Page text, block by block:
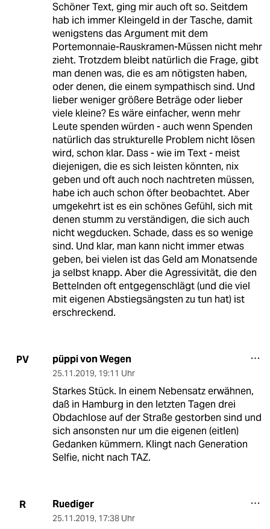
Schöner Text, ging mir auch oft so. Seitdem
hab ich immer Kleingeld in der Tasche, damit
wenigstens das Argument mit dem
Portemonnaie-Rauskramen-Müssen nicht mehr
zieht. Trotzdem bleibt natürlich die Frage, gibt
man denen was, die es am nötigsten haben,
oder denen, die einem sympathisch sind. Und
lieber weniger größere Beträge oder lieber
viele kleine? Es wäre einfacher, wenn mehr
Leute spenden würden - auch wenn Spenden
natürlich das strukturelle Problem nicht lösen
wird, schon klar. Dass - wie im Text - meist
diejenigen, die es sich leisten könnten, nix
geben und oft auch noch nachtreten müssen,
habe ich auch schon öfter beobachtet. Aber
umgekehrt ist es ein schönes Gefühl, sich mit
denen stumm zu verständigen, die sich auch
nicht wegducken. Schade, dass es so wenige
sind. Und klar, man kann nicht immer etwas
geben, bei vielen ist das Geld am Monatsende
ja selbst knapp. Aber die Agressivität, die den
Bettelnden oft entgegenschlägt (und die viel
mit eigenen Abstiegsängsten zu tun hat) ist
erschreckend.
PV püppi von Wegen
25.11.2019, 19:11 Uhr
Starkes Stück. In einem Nebensatz erwähnen,
daß in Hamburg in den letzten Tagen drei
Obdachlose auf der Straße gestorben sind und
sich ansonsten nur um die eigenen (eitlen)
Gedanken kümmern. Klingt nach Generation
Selfie, nicht nach TAZ.
R Ruediger
25.11.2019, 17:38 Uhr